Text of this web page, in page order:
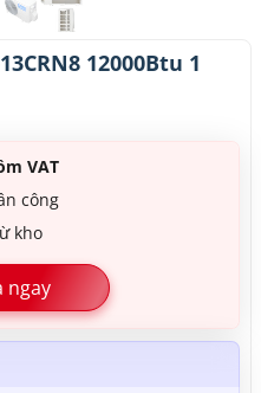
12000Btu 1
VAT
công
kho
ngay